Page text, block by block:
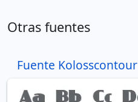
Otras fuentes
Fuente Kolosscontour